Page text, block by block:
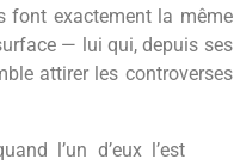
font exactement la même
— lui qui, depuis ses
attirer les controverses
l’un d’eux l’est